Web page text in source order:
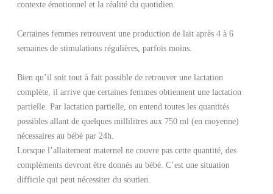
contexte émotionnel et la réalité du quotidien.
Certaines femmes retrouvent une production de lait après 4 à 6
semaines de stimulations régulières, parfois moins.
Bien qu’il soit tout à fait possible de retrouver une lactation
complète, il arrive que certaines femmes obtiennent une lactation
partielle. Par lactation partielle, on entend toutes les quantités
possibles allant de quelques millilitres aux 750 ml (en moyenne)
nécessaires au bébé par 24h.
Lorsque l’allaitement maternel ne couvre pas cette quantité, des
compléments devront être donnés au bébé. C’est une situation
difficile qui peut nécessiter du soutien.